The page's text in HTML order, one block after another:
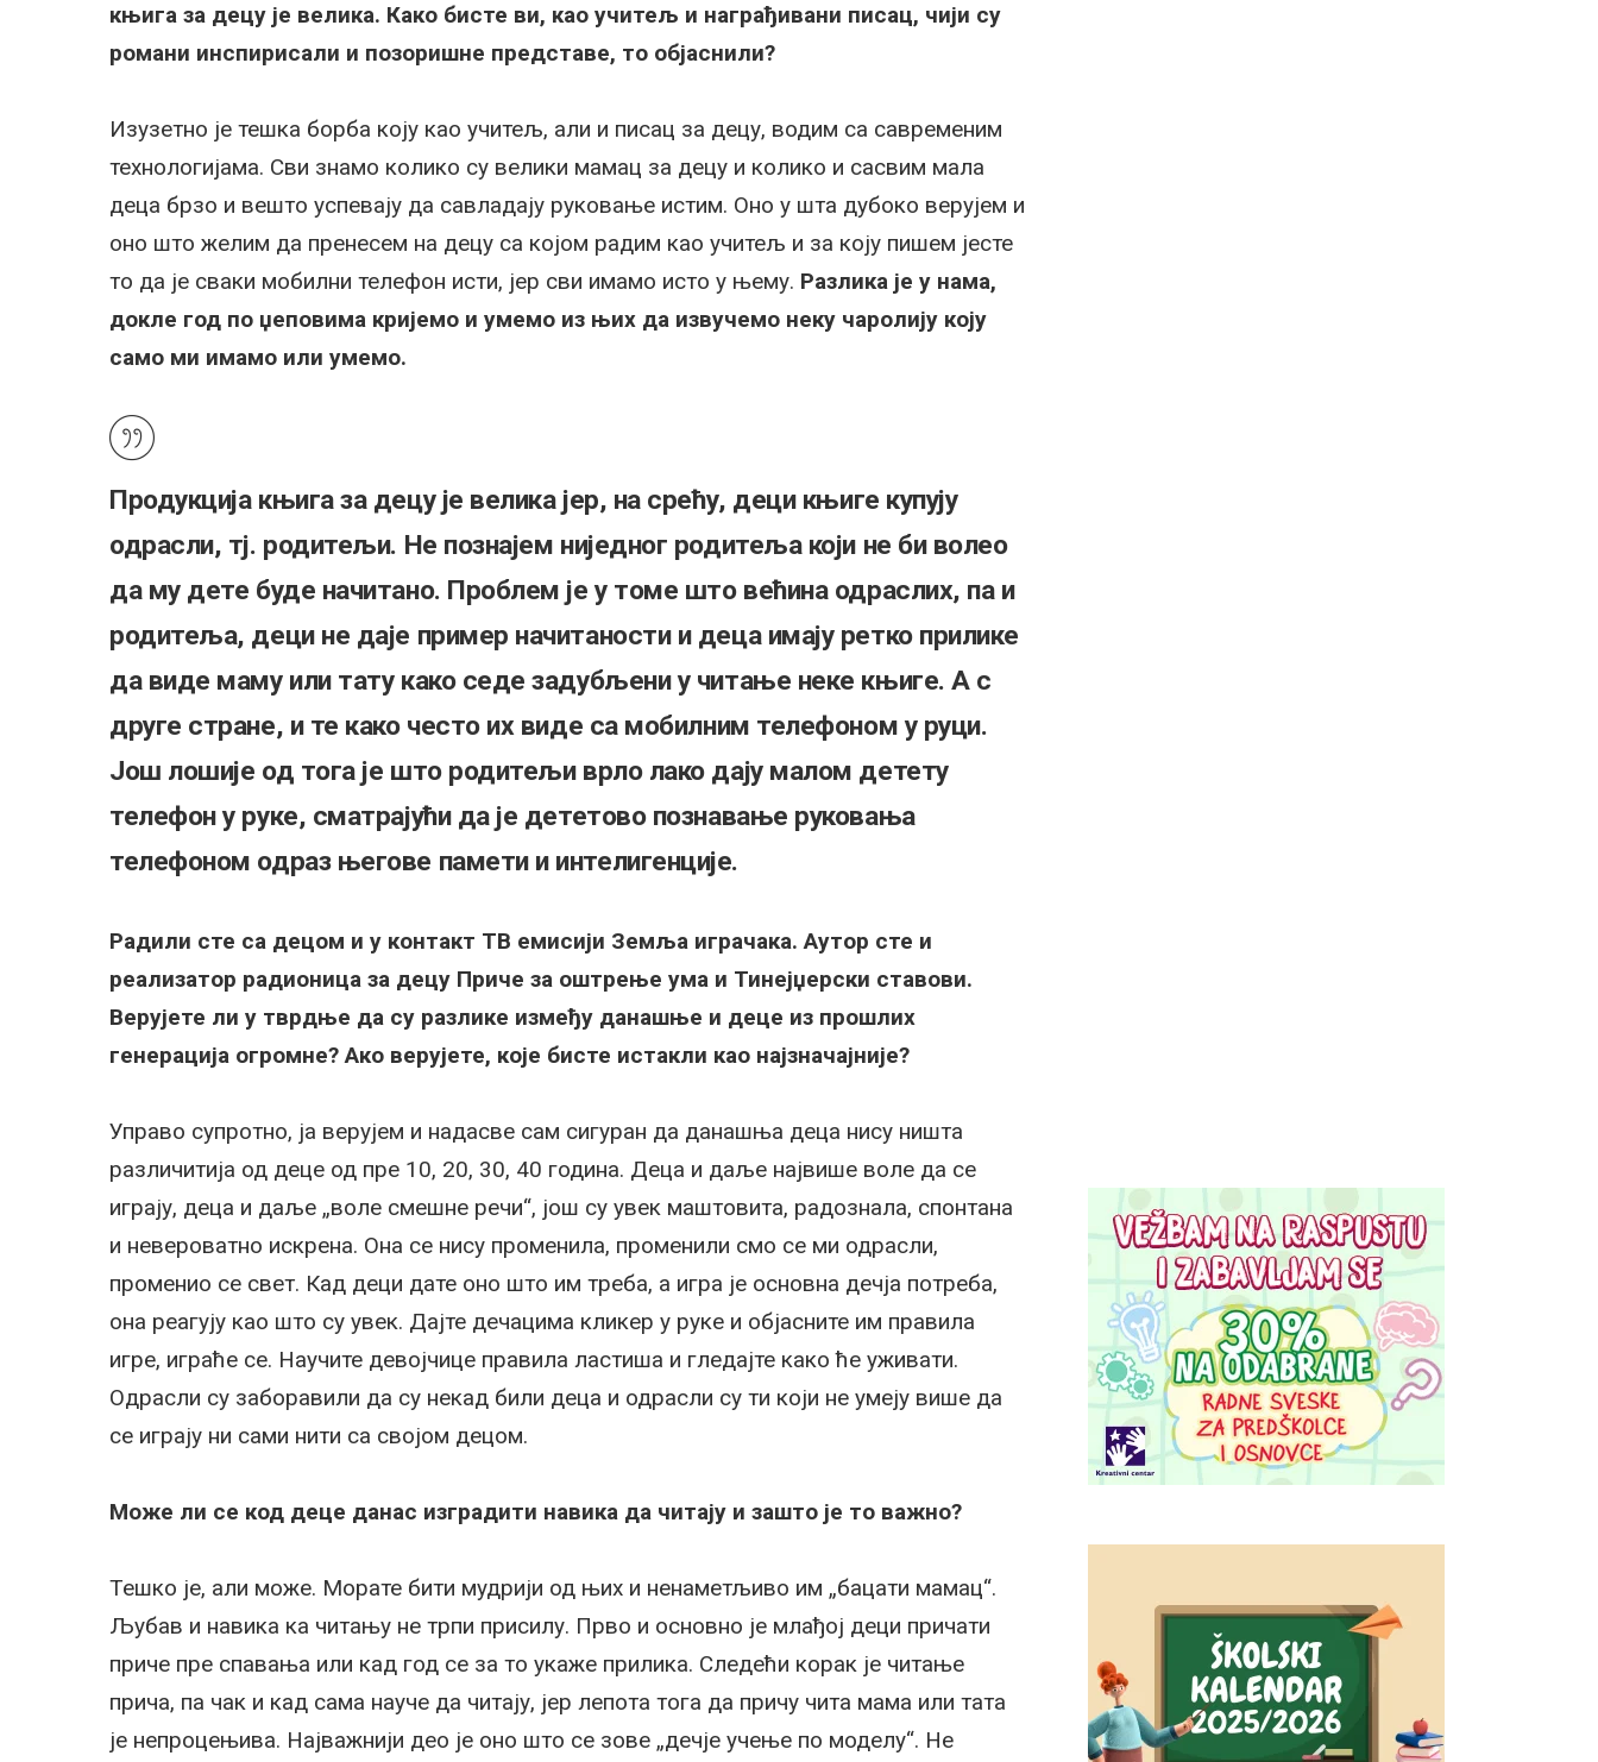
књига за децу је велика. Како бисте ви, као учитељ и награђивани писац, чији су
романи инспирисали и позоришне представе, то објаснили?
Изузетно је тешка борба коју као учитељ, али и писац за децу, водим са савременим
технологијама. Сви знамо колико су велики мамац за децу и колико и сасвим мала
деца брзо и вешто успевају да савладају руковање истим. Оно у шта дубоко верујем и
оно што желим да пренесем на децу са којом радим као учитељ и за коју пишем јесте
то да је сваки мобилни телефон исти, јер сви имамо исто у њему. Разлика је у нама,
докле год по џеповима кријемо и умемо из њих да извучемо неку чаролију коју
само ми имамо или умемо.
Продукција књига за децу је велика јер, на срећу, деци књиге купују
одрасли, тј. родитељи. Не познајем ниједног родитеља који не би волео
да му дете буде начитано. Проблем је у томе што већина одраслих, па и
родитеља, деци не даје пример начитаности и деца имају ретко прилике
да виде маму или тату како седе задубљени у читање неке књиге. А с
друге стране, и те како често их виде са мобилним телефоном у руци.
Још лошије од тога је што родитељи врло лако дају малом детету
телефон у руке, сматрајући да је дететово познавање руковања
телефоном одраз његове памети и интелигенције.
Радили сте са децом и у контакт ТВ емисији Земља играчака. Аутор сте и
реализатор радионица за децу Приче за оштрење ума и Тинејџерски ставови.
Верујете ли у тврдње да су разлике између данашње и деце из прошлих
генерација огромне? Ако верујете, које бисте истакли као најзначајније?
Управо супротно, ја верујем и надасве сам сигуран да данашња деца нису ништа
различитија од деце од пре 10, 20, 30, 40 година. Деца и даље највише воле да се
играју, деца и даље „воле смешне речи“, још су увек маштовита, радознала, спонтана
и невероватно искрена. Она се нису променила, променили смо се ми одрасли,
променио се свет. Кад деци дате оно што им треба, а игра је основна дечја потреба,
она реагују као што су увек. Дајте дечацима кликер у руке и објасните им правила
игре, играће се. Научите девојчице правила ластиша и гледајте како ће уживати.
Одрасли су заборавили да су некад били деца и одрасли су ти који не умеју више да
се играју ни сами нити са својом децом.
Може ли се код деце данас изградити навика да читају и зашто је то важно?
Тешко је, али може. Морате бити мудрији од њих и ненаметљиво им „бацати мамац“.
Љубав и навика ка читању не трпи присилу. Прво и основно је млађој деци причати
приче пре спавања или кад год се за то укаже прилика. Следећи корак је читање
прича, па чак и кад сама науче да читају, јер лепота тога да причу чита мама или тата
је непроцењива. Најважнији део је оно што се зове „дечје учење по моделу“. Не